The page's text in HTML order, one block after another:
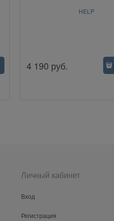
HELP
4 190 руб.
Личный кабинет
Вход
Регистрация